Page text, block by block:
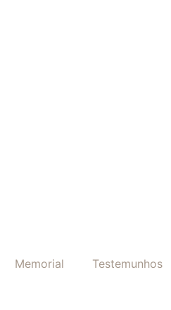
Memorial Testemunhos